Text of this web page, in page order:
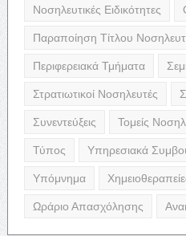
Νοσηλευτικές Ειδικότητες
Παραποίηση Τίτλου
Περιφερειακά Τμήματα
Στρατιωτικοί Νοσηλευτές
Συνεντεύξεις Τομείς
Τύπος Υπηρεσιακά
Υπόμνημα
Ωράριο Απασχόλησης